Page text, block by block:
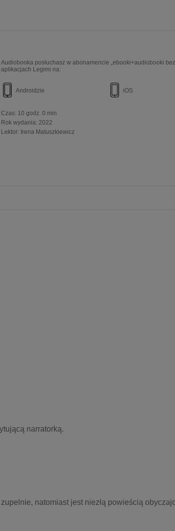
Audiobooka posłuchasz w abonamencie „ebooki+audiobooki
aplikacjach Legimi na:
Androidzie iOS
Czas: 10 godz. 0 min
Rok wydania: 2022
Lektor: Irena Matuszkiewicz
narratorką.
natomiast jest niezłą powieścią